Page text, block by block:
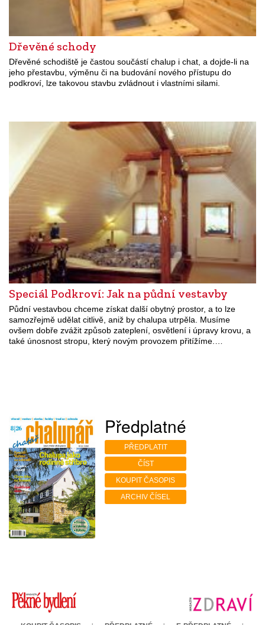
Dřevěné schody
Dřevěné schodiště je častou součástí chalup i chat, a dojde-li na
jeho přestavbu, výměnu či na budování nového přístupu do
podkroví, lze takovou stavbu zvládnout i vlastními silami.
Speciál Podkroví: Jak na půdní vestavby
Půdní vestavbou chceme získat další obytný prostor, a to lze
samozřejmě udělat citlivě, aniž by chalupa utrpěla. Musíme
ovšem dobře zvážit způsob zateplení, osvětlení i úpravy krovu, a
také únosnost stropu, který novým provozem přitížíme.…
Předplatné
PŘEDPLATIT
ČÍST
KOUPIT ČASOPIS
ARCHIV ČÍSEL